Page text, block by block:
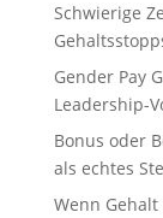
Schwierige
Gender Pay
Leadership-
Bonus oder
als echtes
Wenn